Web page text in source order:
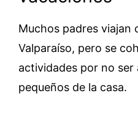
Muchos padres viajan
Valparaíso, pero se
actividades por no ser
pequeños de la casa.